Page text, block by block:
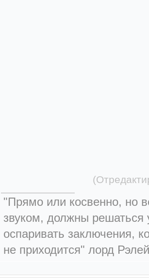
"Прямо или косвенно, но
звуком, должны решаться
оспаривать заключения,
не приходится" лорд